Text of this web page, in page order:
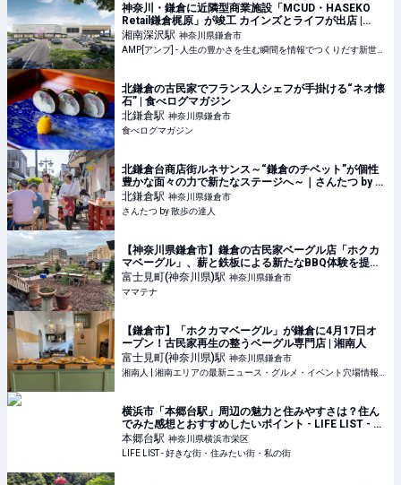
神奈川・鎌倉に近隣型商業施設「MCUD・HASEKO
Retail鎌倉梶原」が竣工 カインズとライフが出店 |
AMP[アンプ] - 人生の豊かさを生む瞬間を情報でつく
りだす新世代向けビジネスメディア
湘南深沢駅 神奈川県鎌倉市
北鎌倉の古民家でフランス人シェフが手掛ける“ネオ懐
石” | 食べログマガジン
北鎌倉駅 神奈川県鎌倉市
食べログマガジン
北鎌倉台商店街ルネサンス～“鎌倉のチベット”が個性
豊かな面々の力で新たなステージへ～｜さんたつ by 散
歩の達人
北鎌倉駅 神奈川県鎌倉市
さんたつ by 散歩の達人
【神奈川県鎌倉市】鎌倉の古民家ベーグル店「ホクカ
マベーグル」、薪と鉄板による新たなBBQ体験を提供 |
ママテナ
富士見町(神奈川県)駅 神奈川県鎌倉市
ママテナ
【鎌倉市】「ホクカマベーグル」が鎌倉に4月17日オ
ープン！古民家再生の整うベーグル専門店 | 湘南人
富士見町(神奈川県)駅 神奈川県鎌倉市
横浜市「本郷台駅」周辺の魅力と住みやすさは？住ん
でみた感想とおすすめしたいポイント - LIFE LIST - 好
きな街・住みたい街・私の街
本郷台駅 神奈川県横浜市栄区
LIFE LIST - 好きな街・住みたい街・私の街